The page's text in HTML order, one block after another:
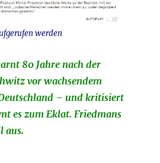
werden
80 Jahre nach der
vor wachsendem
– und kritisiert
es zum Eklat. Friedmans
aus.